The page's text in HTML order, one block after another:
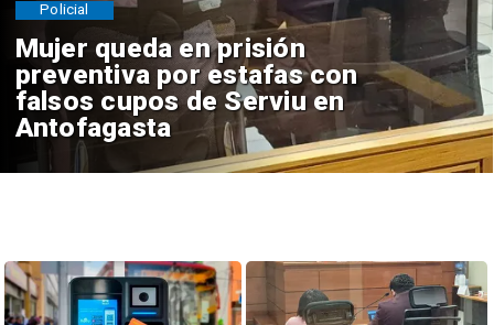
Mujer queda en prisión
preventiva por estafas con
falsos cupos de Serviu en
Antofagasta
Policial